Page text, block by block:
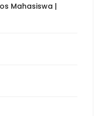
Mahasiswa |